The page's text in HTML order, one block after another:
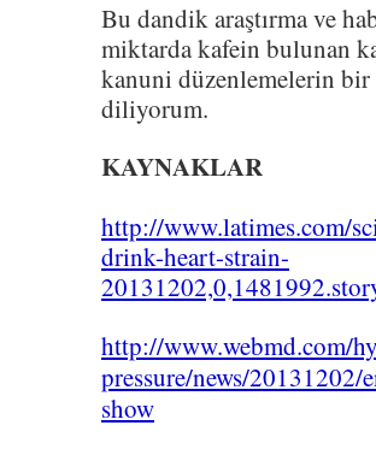
Bu dandik araştırma ve
miktarda kafein bulunan
kanuni düzenlemelerin bir
diliyorum.
KAYNAKLAR
http://www.latimes.com/
drink-heart-strain-
http://www.webmd.com/
pressure/news/
show